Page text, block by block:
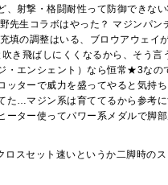
、射撃・格闘耐性って防御でき
先生コラボはやった？ マジンパ
填の調整はいる、ブロウアウェ
き飛ばしにくくなるから、そう
・エンシェント）なら恒常★3な
ッターで威力を盛ってやると気持
…マジン系は育ててるから参考
ーター使ってパワー系メダルで脚
スセット速いというか二脚時の